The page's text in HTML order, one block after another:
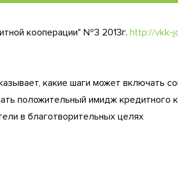
кооперации" №3 2013г. http://vkk-
какие шаги может включать
положительный имидж кредитного
в благотворительных целях